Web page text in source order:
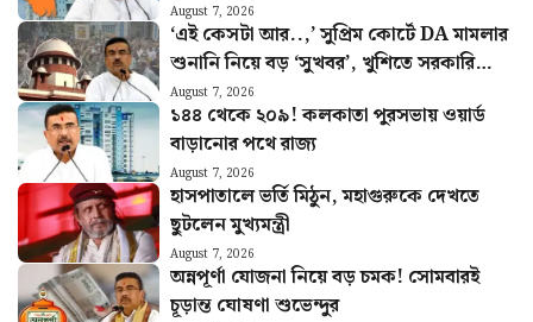
August 7, 2026
‘এই কেসটা আর..,’ সুপ্রিম কোর্টে DA মামলার
শুনানি নিয়ে বড় ‘সুখবর’, খুশিতে সরকারি
কর্মীরা
August 7, 2026
১৪৪ থেকে ২০৯! কলকাতা পুরসভায় ওয়ার্ড
বাড়ানোর পথে রাজ্য
August 7, 2026
হাসপাতালে ভর্তি মিঠুন, মহাগুরুকে দেখতে
ছুটলেন মুখ্যমন্ত্রী
August 7, 2026
অন্নপূর্ণা যোজনা নিয়ে বড় চমক! সোমবারই
চূড়ান্ত ঘোষণা শুভেন্দুর